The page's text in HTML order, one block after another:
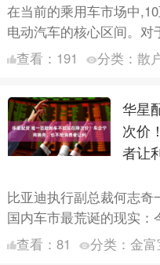
在当前的乘用车市场中
电动汽车的核心区间。
车往往伴随着对未知路况
查看： 191 分类： 散
华星
次价
者让
比亚迪执行副总裁何志奇
国内车市最荒诞的现实：
平均每天3.6款，发布节
查看： 81 分类： 金